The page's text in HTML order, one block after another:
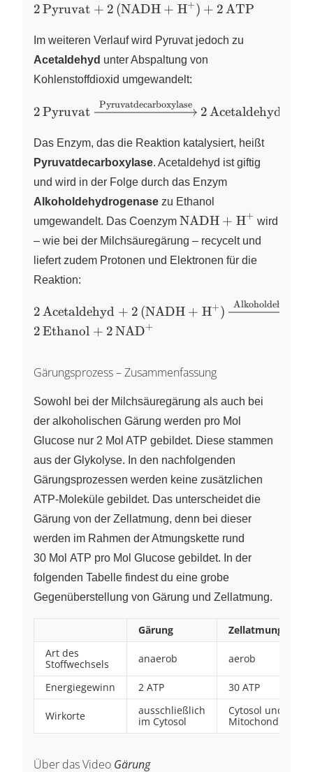
+ 2 NAD+
+ 2 (ADP
+ P_i)->}
\ce{2
+ 2
(NADH
+ H+)
+ 2
ATP}
2Pyruvat + 2 (NADH + HX
+) + 2 ATP
Im weiteren Verlauf wird Pyruvat jedoch zu
Acetaldehyd unter Abspaltung von
Kohlenstoffdioxid umgewandelt:
\ce{2 Pyruvat ->
2 Acetaldehyd + 2 CO2}
2Pyruvat Pyruvatdecarboxylase 2Acetaldehyd
Das Enzym, das die Reaktion katalysiert, heißt
Pyruvatdecarboxylase. Acetaldehyd ist giftig
und wird in der Folge durch das Enzym
Alkoholdehydrogenase zu Ethanol
umgewandelt. Das Coenzym \ce{NADH
+ H+}
NADH + HX
+ wird
– wie bei der Milchsäuregärung – recycelt und
liefert zudem Protonen und Elektronen für die
Reaktion:
\ce{2 Acetaldehyd + 2
(NADH + H+) ->
[{Alkoholdehydrogenase}]
2Acetaldehyd + 2 (NADH + HX
+)
\ce{2
NAD+}
2Ethanol + 2NADX
+
Gärungsprozess – Zusammenfassung
Sowohl bei der Milchsäuregärung als auch bei
der alkoholischen Gärung werden pro Mol
Glucose nur 2 Mol ATP gebildet. Diese stammen
aus der Glykolyse. In den nachfolgenden
Gärungsprozessen werden keine zusätzlichen
ATP‑Moleküle gebildet. Das unterscheidet die
Gärung von der Zellatmung, denn bei dieser
werden im Rahmen der Atmungskette rund
30 Mol ATP pro Mol Glucose gebildet. In der
folgenden Tabelle findest du eine grobe
Gegenüberstellung von Gärung und Zellatmung.
Gärung
Zellatmung
Art des
Stoffwechsels
anaerob aerob
Energiegewinn 2 ATP 30 ATP
Wirkorte
ausschließlich
im Cytosol
Cytosol und
Mitochondrien
Über das Video Gärung